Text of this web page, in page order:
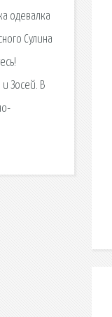
одевалка
Сулина
Зосей. В